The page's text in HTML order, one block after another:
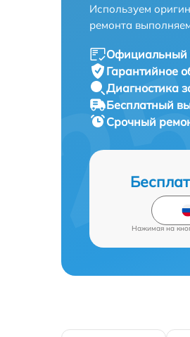
Используем
ремонта
Официальный
Гарантийное
Диагностика
Бесплатный
Срочный
Нажимая на